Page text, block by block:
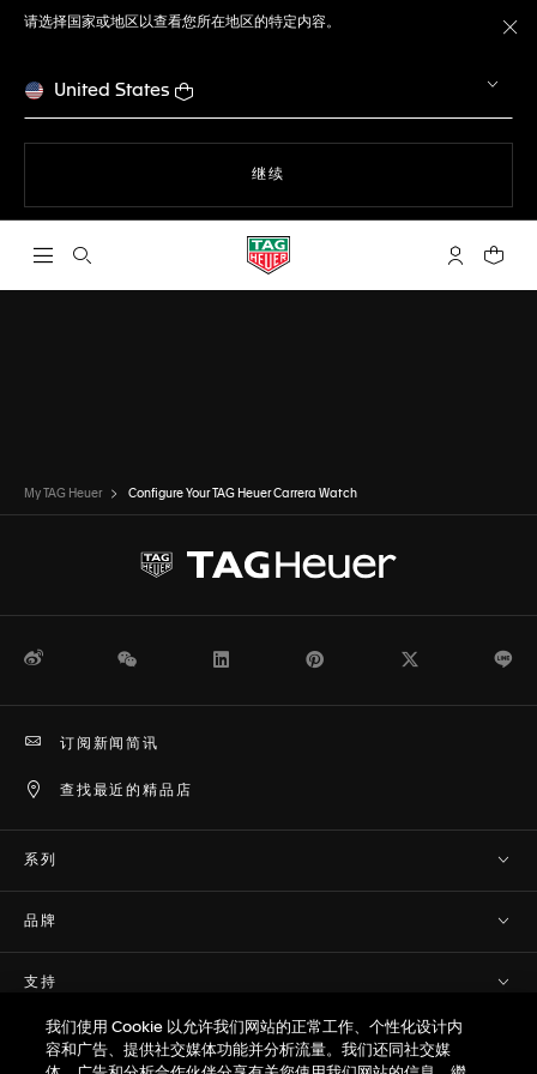
请选择国家或地区以查看您所在地区的特定内容。
United States
继续
打开搜索 My TAG您的
My TAG Heuer Configure Your TAG Heuer Carrera Watch
微博 WeChat Pinterest Twitter
查找最近的精品店
订阅新闻简讯
系列
品牌
支持
隐私及条款
我们使用 Cookie 以允许我们网站的正常工作、个性化设计内
容和广告、提供社交媒体功能并分析流量。我们还同社交媒